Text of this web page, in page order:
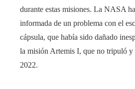
durante estas misiones. La NASA
informada de un problema con el
cápsula, que había sido dañado
la misión Artemis I, que no tripuló y
2022.